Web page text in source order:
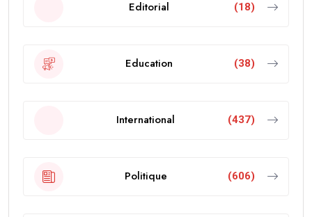
Editorial (18)
Education (38)
International (437)
Politique (606)